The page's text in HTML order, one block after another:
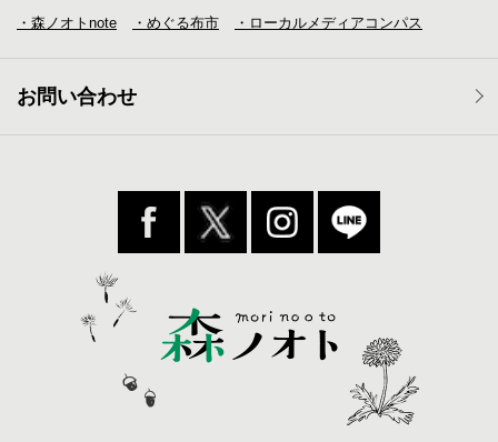
・森ノオトnote ・めぐる布市 ・ローカルメディア コンパス
お問い合わせ